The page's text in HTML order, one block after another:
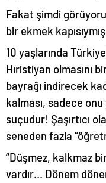
Fakat şimdi
bir ekmek
10 yaşlarında
Hıristiyan olmasını
bayrağı indirecek
kalması, sadece
suçudur! Şaşırtıcı
seneden fazla
“Düşmez, kalkmaz
vardır… Dönem